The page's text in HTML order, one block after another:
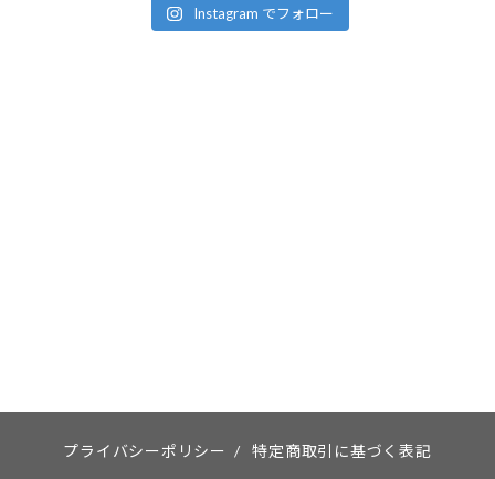
Instagram でフォロー
プライバシーポリシー / 特定商取引に基づく表記